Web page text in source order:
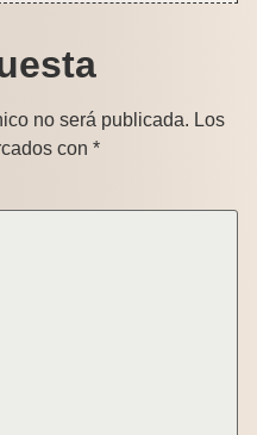
no será publicada. Los
con *